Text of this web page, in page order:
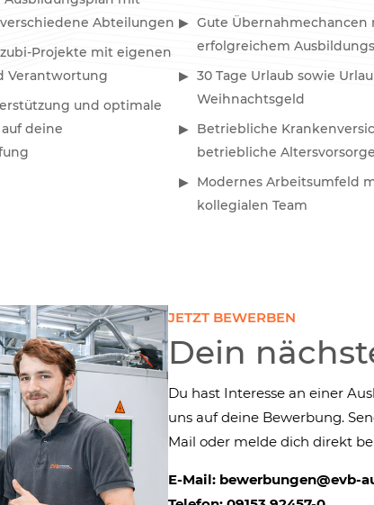
Abteilungen
Projekte mit eigenen
Verantwortung
und optimale
deine
Gute Übernahmechancen
erfolgreichem
30 Tage Urlaub sowie
Weihnachtsgeld
Betriebliche
betriebliche Altersvorsorge
Modernes Arbeitsumfeld
kollegialen Team
JETZT BEWERBEN
Dein
Du hast Interesse an einer
uns auf deine Bewerbung.
Mail oder melde dich direkt
E-Mail: bewerbungen@evb-